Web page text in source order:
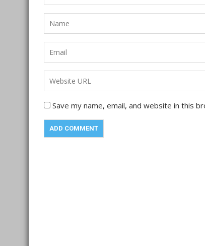
Save my name, email, and website in this